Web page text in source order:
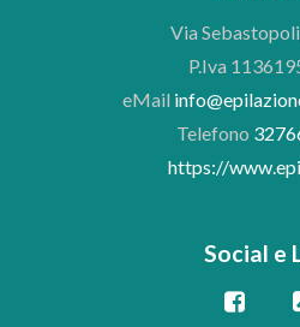
Via
P.Iva
eMail
Telefono
https://
Social e